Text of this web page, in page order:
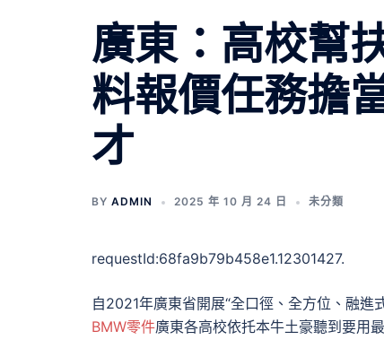
廣東：高校幫
料報價任務擔
才
BY ADMIN 2025 年 10 月 24 日 未分類
requestId:68fa9b79b458e1.12301427.
自2021年廣東省開展“全口徑、全方位、融進
BMW零件廣東各高校依托本牛土豪聽到要用